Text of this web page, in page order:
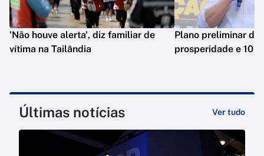
'Não houve alerta', diz familiar de
vítima na Tailândia
Plano preliminar de
prosperidade e 10
Últimas notícias Ver tudo